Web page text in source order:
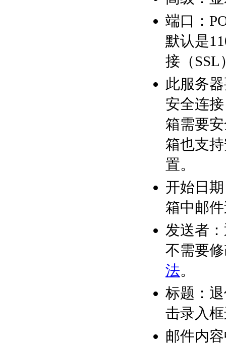
端口：
默认是
接（SSL
此服务
安全连
箱需要
箱也支
置。
开始日
箱中邮
发送者
不需要
法。
标题：
击录入
邮件内